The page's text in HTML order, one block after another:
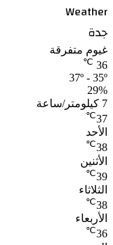
Weather
جدة
غيوم متفرقة
36
℃
37º - 35º
29%
7 كيلومتر/ساعة
37
℃
الأحد
38
℃
الأثنين
39
℃
الثلاثاء
38
℃
الأربعاء
36
℃